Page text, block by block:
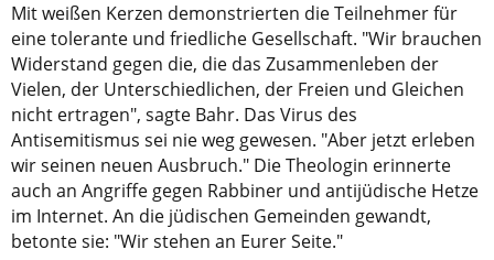
Mit weißen Kerzen demonstrierten die Teilnehmer für
eine tolerante und friedliche Gesellschaft. "Wir brauchen
Widerstand gegen die, die das Zusammenleben der
Vielen, der Unterschiedlichen, der Freien und Gleichen
nicht ertragen", sagte Bahr. Das Virus des
Antisemitismus sei nie weg gewesen. "Aber jetzt erleben
wir seinen neuen Ausbruch." Die Theologin erinnerte
auch an Angriffe gegen Rabbiner und antijüdische Hetze
im Internet. An die jüdischen Gemeinden gewandt,
betonte sie: "Wir stehen an Eurer Seite."